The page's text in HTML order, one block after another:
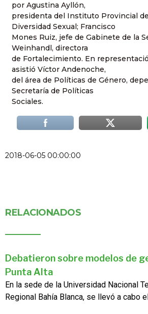
por Agustina Ayllón,
presidenta del Instituto Provincial
Diversidad Sexual; Francisco
Mones Ruiz, jefe de Gabinete de la
Weinhandl, directora
de Fortalecimiento. En
asistió Víctor Andenoche,
del área de Políticas de Género,
Secretaría de Políticas
Sociales.
2018-06-05 00:00:00
RELACIONADOS
Debatieron sobre modelos de
Punta Alta
En la sede de la Universidad Nacional
Regional Bahía Blanca, se llevó a cabo